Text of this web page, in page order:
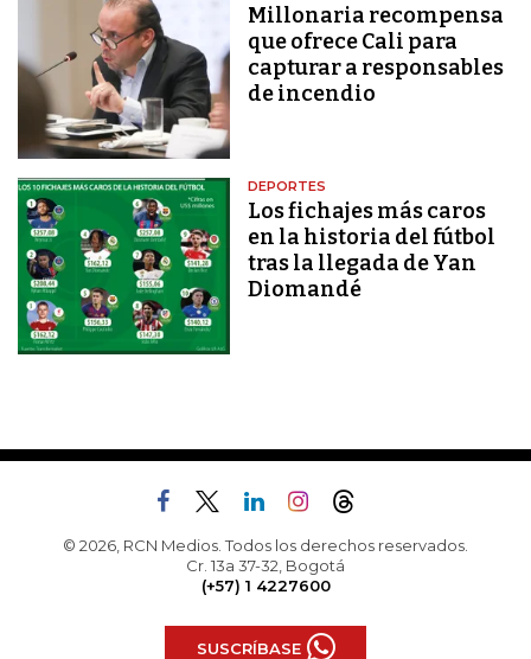
Millonaria recompensa
que ofrece Cali para
capturar a responsables
de incendio
DEPORTES
Los fichajes más caros
en la historia del fútbol
tras la llegada de Yan
Diomandé
© 2026, RCN Medios. Todos los derechos reservados.
Cr. 13a 37-32, Bogotá
(+57) 1 4227600
SUSCRÍBASE